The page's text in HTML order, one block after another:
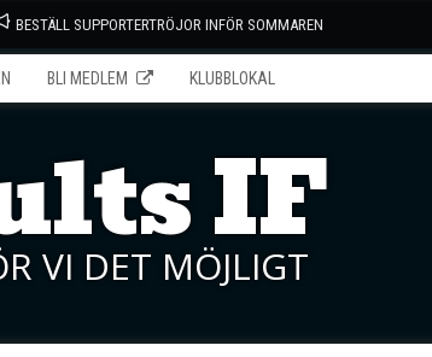
BESTÄLL SUPPORTERTRÖJOR INFÖR SOMMAREN
BLI MEDLEM KLUBBLOKAL
IF
VI DET MÖJLIGT